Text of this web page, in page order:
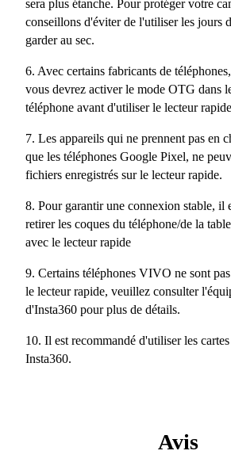
sera plus étanche. Pour protéger votre
conseillons d'éviter de l'utiliser les jours
garder au sec.
6. Avec certains fabricants de
vous devrez activer le mode OTG dans
téléphone avant d'utiliser le lecteur
7. Les appareils qui ne prennent pas en
que les téléphones Google Pixel, ne
fichiers enregistrés sur le lecteur rapide.
8. Pour garantir une connexion stable, il
retirer les coques du téléphone/de la
avec le lecteur rapide
9. Certains téléphones VIVO ne sont
le lecteur rapide, veuillez consulter
d'Insta360 pour plus de détails.
10. Il est recommandé d'utiliser les
Insta360.
Avis